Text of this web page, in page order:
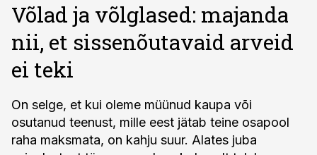
Võlad ja võlglased: majanda
nii, et sissenõutavaid arveid
ei teki
On selge, et kui oleme müünud kaupa või
osutanud teenust, mille eest jätab teine osapool
raha maksmata, on kahju suur. Alates juba